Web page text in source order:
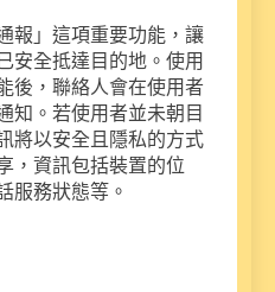
報」這項重要功能，讓
安全抵達目的地。使用
後，聯絡人會在使用者
知。若使用者並未朝目
將以安全且隱私的方式
，資訊包括裝置的位
服務狀態等。